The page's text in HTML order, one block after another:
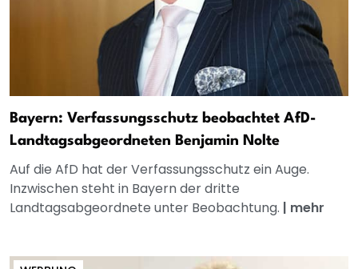
Bayern: Verfassungsschutz beobachtet AfD-
Landtagsabgeordneten Benjamin Nolte
Auf die AfD hat der Verfassungsschutz ein Auge.
Inzwischen steht in Bayern der dritte
Landtagsabgeordnete unter Beobachtung. | mehr